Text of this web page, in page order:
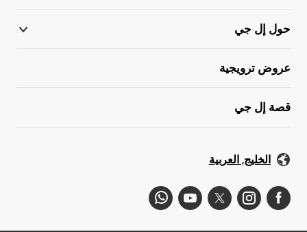
حول إل جي
عروض ترويجية
قصة إل جي
الخليج, العربية